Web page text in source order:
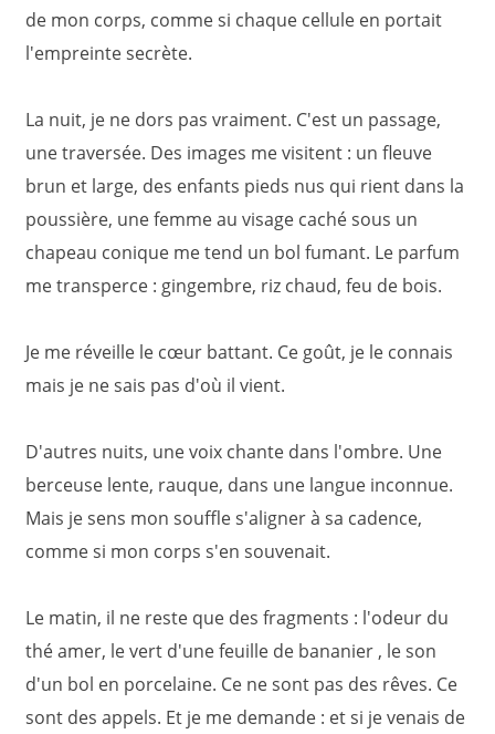
de mon corps, comme si chaque cellule en portait
l'empreinte secrète.
La nuit, je ne dors pas vraiment. C'est un passage,
une traversée. Des images me visitent : un fleuve
brun et large, des enfants pieds nus qui rient dans la
poussière, une femme au visage caché sous un
chapeau conique me tend un bol fumant. Le parfum
me transperce : gingembre, riz chaud, feu de bois.
Je me réveille le cœur battant. Ce goût, je le connais
mais je ne sais pas d'où il vient.
D'autres nuits, une voix chante dans l'ombre. Une
berceuse lente, rauque, dans une langue inconnue.
Mais je sens mon souffle s'aligner à sa cadence,
comme si mon corps s'en souvenait.
Le matin, il ne reste que des fragments : l'odeur du
thé amer, le vert d'une feuille de bananier , le son
d'un bol en porcelaine. Ce ne sont pas des rêves. Ce
sont des appels. Et je me demande : et si je venais de